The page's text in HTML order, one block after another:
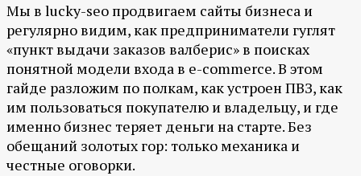
Мы в lucky-seo продвигаем сайты бизнеса и
регулярно видим, как предприниматели гуглят
«пункт выдачи заказов валберис» в поисках
понятной модели входа в e-commerce. В этом
гайде разложим по полкам, как устроен ПВЗ, как
им пользоваться покупателю и владельцу, и где
именно бизнес теряет деньги на старте. Без
обещаний золотых гор: только механика и
честные оговорки.